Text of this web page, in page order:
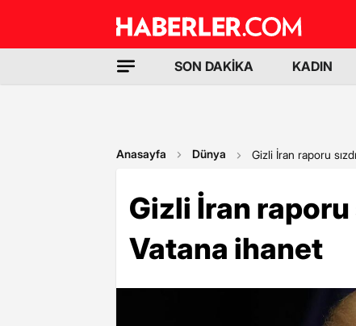
SON DAKİKA KADIN
Anasayfa Dünya Gizli İran raporu
Gizli İran raporu
Vatana ihanet